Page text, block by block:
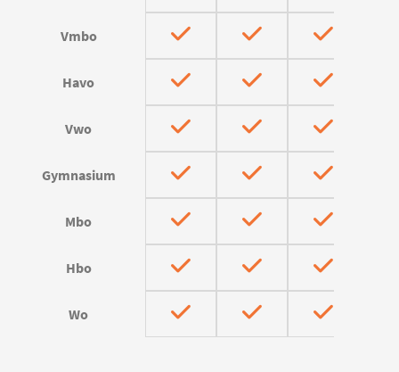
Vmbo
Havo
Vwo
Gymnasium
Mbo
Hbo
Wo